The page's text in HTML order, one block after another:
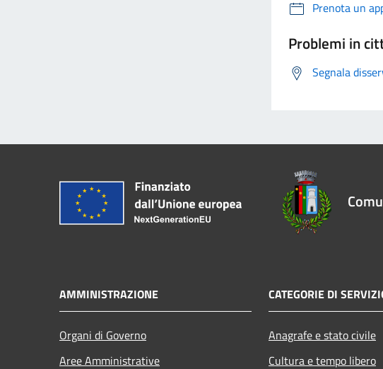
Prenota un
Problemi in
Segnala
AMMINISTRAZIONE
Organi di Governo
Aree Amministrative
CATEGORIE DI
Anagrafe e stato civile
Cultura e tempo libero